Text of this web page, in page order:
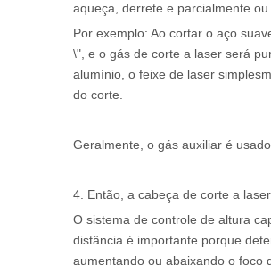
aqueça, derrete e parcialmente
Por exemplo: Ao cortar o aço
\", e o gás de corte a laser será
alumínio, o feixe de laser
do corte.
Geralmente, o gás auxiliar é
4. Então, a cabeça de corte a
O sistema de controle de altura
distância é importante porque
aumentando ou abaixando o foco